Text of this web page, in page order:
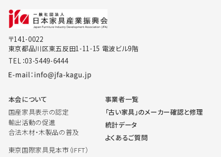
〒141-0022
東京都品川区東五反田1-11-15 電波ビル9階
TEL：03-5449-6444
本会について
国産家具表示の認定
輸出活動の促進
合法木材・木製品の普及
東京国際家具見本市（IFFT）
事業者一覧
「古い家具」のメーカー確認と修理
統計データ
よくあるご質問